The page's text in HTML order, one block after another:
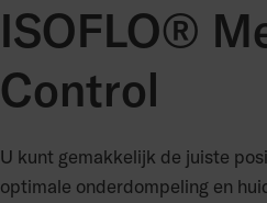
ISOFLO®
Control
U kunt gemakkelijk de juiste
optimale onderdompeling en